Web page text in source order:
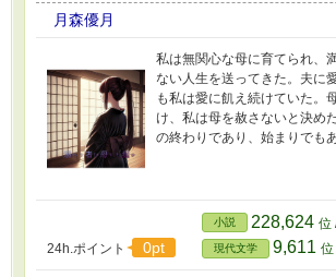
月森優月
私は無関心な母に育てられ、
ない人生を送ってきた。夫に
も私は愛に飢え続けていた。
け、私は母を赦さないと決め
の終わりであり、始まりでも
24h.ポイント 0pt
小説 228,624 位
現代文学 9,611